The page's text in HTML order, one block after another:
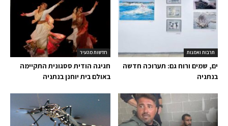
חדשות מהעיר
חגיגה הודית ססגונית התקיימה
באולם בית יוחנן בנתניה
תרבות ואמנות
ים, שמים ורוח גם: תערוכה חדשה
בנתניה